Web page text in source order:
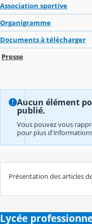
Association sportive
Organigramme
Documents à télécharger
Presse
Aucun élément
publié.
Vous pouvez vous
pour plus
Présentation des articles
Lycée